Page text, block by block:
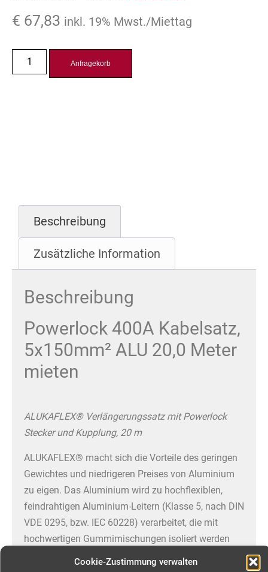
Cookie-Zustimmung verwalten
€ 67,83 inkl. 19% Mwst./Miettag
Anfragekorb
Beschreibung
Zusätzliche Information
Beschreibung
Powerlock 400A Kabelsatz,
5x150mm² ALU 20,0 Meter
mieten
ALUKAFLEX® Verlängerungssatz mit Powerlock
Stecker und Kupplung, 20 m
ALUKAFLEX® macht sich die Vorteile des geringen
Gewichtes und niedrigeren Preises von Aluminium
zu eigen. Das Aluminium wird zu hochflexiblen,
feindrahtigen Aluminium-Leitern (Klasse 5, nach DIN
VDE 0295, bzw. IEC 60228) verarbeitet, die mit
hochwertigen Gummimischungen isoliert werden